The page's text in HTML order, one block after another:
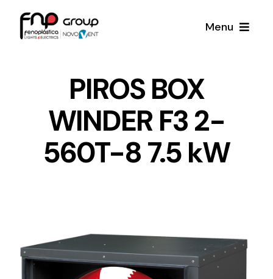
Menu
Noticias
Proyectos
PIROS BOX
WINDER F3 2-
560T-8 7.5 kW